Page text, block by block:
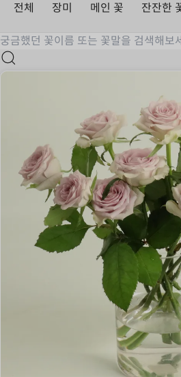
전체 장미 메인 꽃 잔잔한